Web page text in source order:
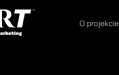
O projekcie